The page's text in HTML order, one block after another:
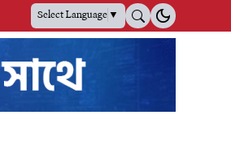
Select Language▼